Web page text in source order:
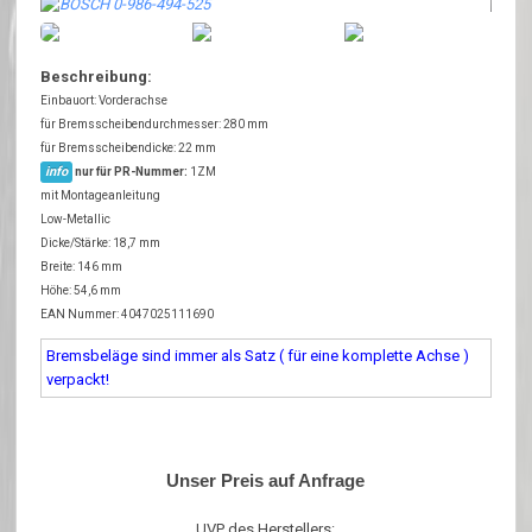
Beschreibung:
Einbauort: Vorderachse
für Bremsscheibendurchmesser: 280 mm
für Bremsscheibendicke: 22 mm
info nur für PR-Nummer: 1ZM
mit Montageanleitung
Low-Metallic
Dicke/Stärke: 18,7 mm
Breite: 146 mm
Höhe: 54,6 mm
EAN Nummer: 4047025111690
Bremsbeläge sind immer als Satz ( für eine komplette Achse )
verpackt!
Unser Preis auf Anfrage